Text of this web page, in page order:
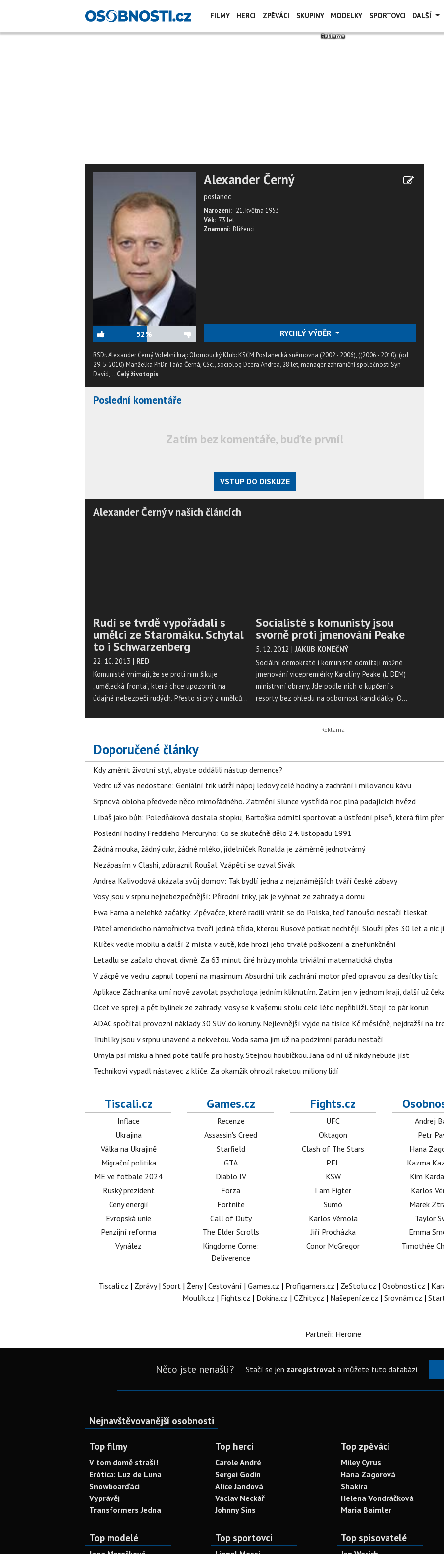
FILMY HERCI ZPĚVÁCI SKUPINY MODELKY SPORTOVCI DALŠÍ
52%
Alexander Černý
poslanec
Narození: 21. května 1953
Věk: 73 let
Znamení: Blíženci
RYCHLÝ VÝBĚR
RSDr. Alexander Černý Volební kraj: Olomoucký Klub: KSČM Poslanecká sněmovna (2002 - 2006), ((2006 - 2010), (od
29. 5. 2010) Manželka PhDr. Táňa Černá, CSc., sociolog Dcera Andrea, 28 let, manager zahraniční společnosti Syn
David,... Celý životopis
Poslední komentáře
Zatím bez komentáře, buďte první!
VSTUP DO DISKUZE
Alexander Černý v našich článcích
Rudí se tvrdě vypořádali s
umělci ze Staromáku. Schytal
to i Schwarzenberg
22. 10. 2013 | RED
Komunisté vnímají, že se proti nim šikuje
„umělecká fronta“, která chce upozornit na
údajné nebezpečí rudých. Přesto si prý z umělců,
akce ale vzkazují: "Antikomunismus ve společnosti
urazil nejenom kus cesty, ale dávno je už za
zenitem. Lidé mají dnes jiné starosti!"
Socialisté s komunisty jsou
svorně proti jmenování Peake
5. 12. 2012 | JAKUB KONEČNÝ
Sociální demokraté i komunisté odmítají možné
jmenování vicepremiérky Karolíny Peake (LIDEM)
ministryní obrany. Jde podle nich o kupčení s
resorty bez ohledu na odbornost kandidátky. ODS
že se shodnou na sloučení resortů dopravy a
Doporučené články
Kdy změnit životní styl, abyste oddálili nástup demence?
Vedro už vás nedostane: Geniální trik udrží nápoj ledový celé hodiny a zachrání i milovanou kávu
Srpnová obloha předvede něco mimořádného. Zatmění Slunce vystřídá noc plná padajících hvězd
Líbáš jako bůh: Poledňáková dostala stopku, Bartoška odmítl sportovat a ústřední píseň, která film
Poslední hodiny Freddieho Mercuryho: Co se skutečně dělo 24. listopadu 1991
Žádná mouka, žádný cukr, žádné mléko, jídelníček Ronalda je záměrně jednotvárný
Nezápasím v Clashi, zdůraznil Roušal. Vzápětí se ozval Sivák
Andrea Kalivodová ukázala svůj domov: Tak bydlí jedna z nejznámějších tváří české zábavy
Vosy jsou v srpnu nejnebezpečnější: Přírodní triky, jak je vyhnat ze zahrady a domu
Ewa Farna a nelehké začátky: Zpěvačce, které radili vrátit se do Polska, teď fanoušci nestačí tleskat
Páteř amerického námořnictva tvoří jediná třída, kterou Rusové potkat nechtějí. Slouží přes 30 let a nic
Klíček vedle mobilu a další 2 místa v autě, kde hrozí jeho trvalé poškození a znefunkčnění
Letadlu se začalo chovat divně. Za 63 minut čiré hrůzy mohla triviální matematická chyba
V zácpě ve vedru zapnul topení na maximum. Absurdní trik zachrání motor před opravou za desítky tisíc
Aplikace Záchranka umí nově zavolat psychologa jedním kliknutím. Zatím jen v jednom kraji, další už
Ocet ve spreji a pět bylinek ze zahrady: vosy se k vašemu stolu celé léto nepřiblíží. Stojí to pár korun
ADAC spočítal provozní náklady 30 SUV do koruny. Nejlevnější vyjde na tisíce Kč měsíčně, nejdražší na
Truhlíky jsou v srpnu unavené a nekvetou. Voda sama jim už na podzimní parádu nestačí
Umyla psí misku a hned poté talíře pro hosty. Stejnou houbičkou. Jana od ní už nikdy nebude jíst
Technikovi vypadl nástavec z klíče. Za okamžik ohrozil raketou miliony lidí
Tiscali.cz
Inflace
Ukrajina
Válka na Ukrajině
Migrační politika
ME ve fotbale 2024
Ruský prezident
Ceny energií
Evropská unie
Penzijní reforma
Vynález
Games.cz
Recenze
Assassin's Creed
Starfield
GTA
Diablo IV
Forza
Fortnite
Call of Duty
The Elder Scrolls
Kingdome Come:
Deliverence
Fights.cz
UFC
Oktagon
Clash of The Stars
PFL
KSW
I am Figter
Sumó
Karlos Vémola
Jiří Procházka
Conor McGregor
Andrej
Petr
Hana
Kazma
Kim
Karlos
Marek
Taylor
Emma
Timothée
Tiscali.cz | Zprávy| Sport| Ženy| Cestování | Games.cz | Profigamers.cz | ZeStolu.cz | Osobnosti.cz |
Moulík.cz | Fights.cz | Dokina.cz | CZhity.cz | Našepeníze.cz | Srovnám.cz |
Partneři: Heroine
Něco jste nenašli? Stačí se jen zaregistrovata můžete tuto databázi
Nejnavštěvovanější osobnosti
Top filmy
V tom domě straší!
Erótica: Luz de Luna
Snowboarďáci
Vyprávěj
Transformers Jedna
Top herci
Carole André
Sergei Godin
Alice Jandová
Václav Neckář
Johnny Sins
Top zpěváci
Miley Cyrus
Hana Zagorová
Shakira
Helena Vondráčková
Maria Baimler
Top modelé Top sportovci Top spisovatelé